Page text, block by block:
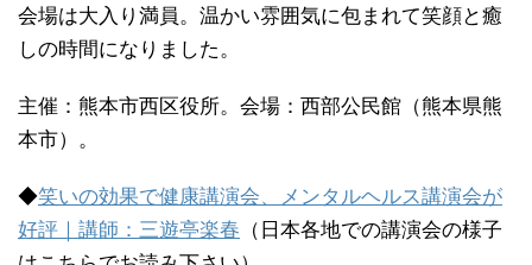
会場は大入り満員。温かい雰囲気に包まれて笑顔と癒
しの時間になりました。
主催：熊本市西区役所。会場：西部公民館（熊本県熊
本市）。
◆笑いの効果で健康講演会、メンタルヘルス講演会が
好評｜講師：三遊亭楽春 （日本各地での講演会の様子